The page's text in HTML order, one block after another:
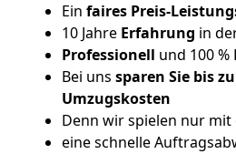
Ein faires Preis-
10 Jahre Erfahrung in
Professionell und 100
Bei uns sparen Sie bis
Umzugskosten
Denn wir spielen nur mit
eine schnelle